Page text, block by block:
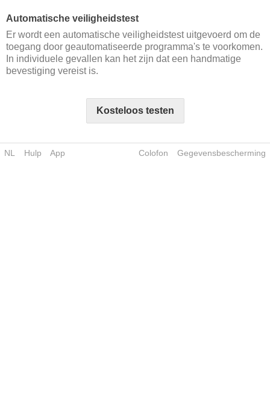
Automatische veiligheidstest
Er wordt een automatische veiligheidstest uitgevoerd om de
toegang door geautomatiseerde programma's te voorkomen.
In individuele gevallen kan het zijn dat een handmatige
bevestiging vereist is.
Kosteloos testen
NL Hulp App Colofon Gegevensbescherming